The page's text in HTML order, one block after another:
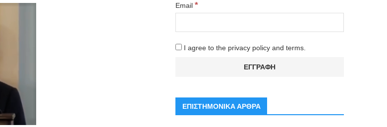
Email *
I agree to the privacy policy and terms.
ΕΠΙΣΤΗΜΟΝΙΚΑ ΑΡΘΡΑ